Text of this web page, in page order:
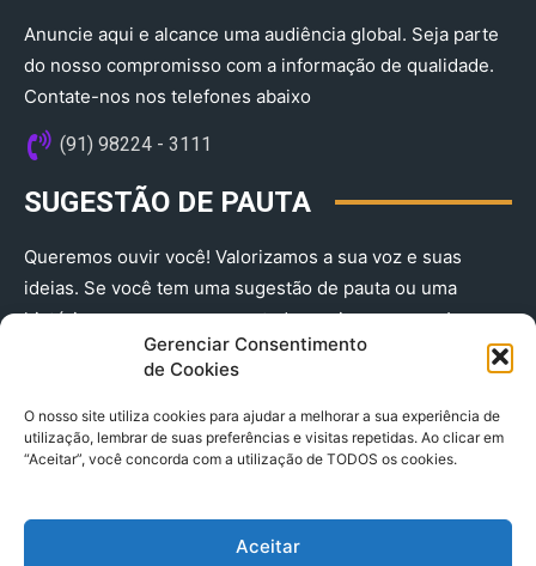
Gerenciar Consentimento
de Cookies
O nosso site utiliza cookies para ajudar a melhorar a sua experiência de
utilização, lembrar de suas preferências e visitas repetidas. Ao clicar em
“Aceitar”, você concorda com a utilização de TODOS os cookies.
Aceitar
Anuncie aqui e alcance uma audiência global. Seja parte
do nosso compromisso com a informação de qualidade.
Contate-nos nos telefones abaixo
(91) 98224 - 3111
SUGESTÃO DE PAUTA
Queremos ouvir você! Valorizamos a sua voz e suas
ideias. Se você tem uma sugestão de pauta ou uma
história que merece ser contada, envie-nos agora!
(91) 98224 - 3111